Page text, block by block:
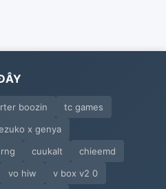
boozin
tc games
x genya
cuukalt
chieemd
vo hiw
v box v2 0